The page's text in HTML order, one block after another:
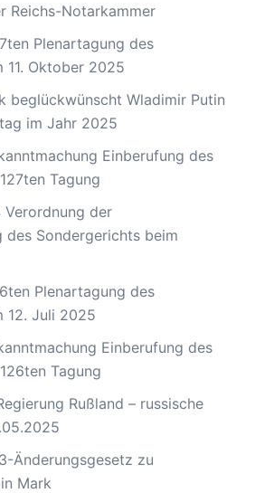
Reichs-Notarkammer
Plenartagung des
11. Oktober 2025
beglückwünscht Wladimir Putin
im Jahr 2025
Einberufung des
Tagung
Verordnung der
des Sondergerichts beim
Plenartagung des
12. Juli 2025
Einberufung des
Tagung
Rußland – russische
Änderungsgesetz zu
Mark